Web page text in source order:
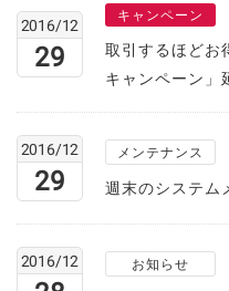
2016/12
29
キャンペーン
取引するほどお
キャンペーン」
2016/12
29
メンテナンス
週末のシステム
2016/12 お知らせ